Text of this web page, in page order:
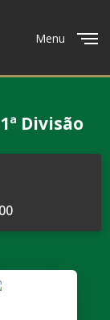
Menu
Divisão